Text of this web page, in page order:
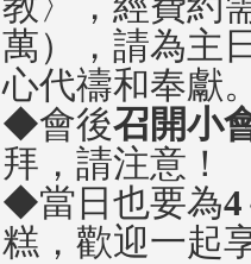
萬），請為主
心代禱和奉獻
◆會後召開小
拜，請注意！
◆當日也要為
糕，歡迎一起